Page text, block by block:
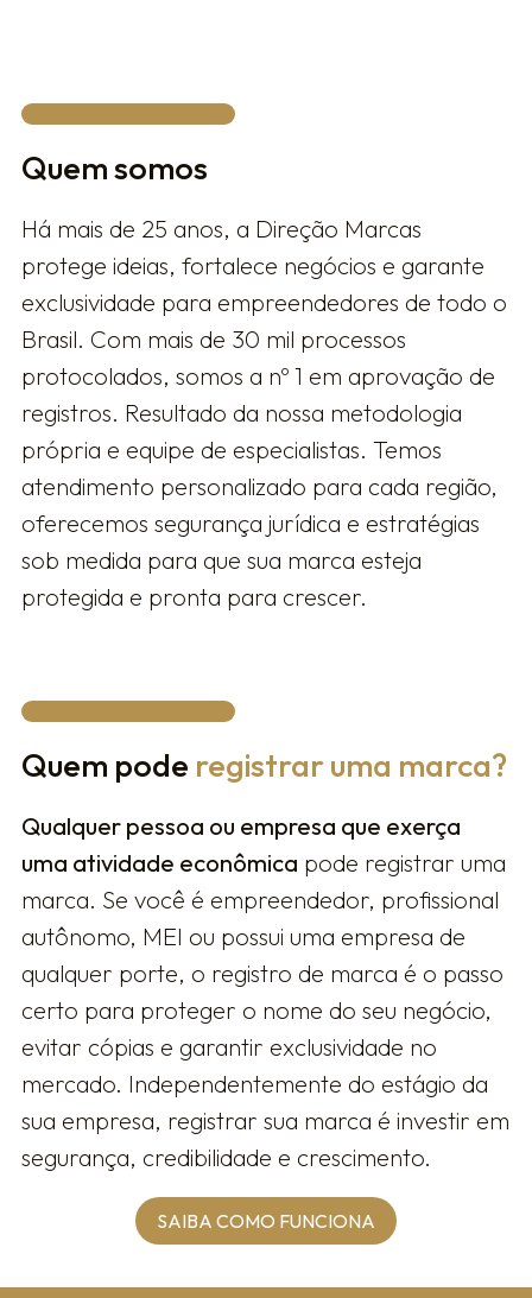
Quem somos
Há mais de 25 anos, a Direção Marcas
protege ideias, fortalece negócios e garante
exclusividade para empreendedores de todo o
Brasil. Com mais de 30 mil processos
protocolados, somos a nº 1 em aprovação de
registros. Resultado da nossa metodologia
própria e equipe de especialistas. Temos
atendimento personalizado para cada região,
oferecemos segurança jurídica e estratégias
sob medida para que sua marca esteja
protegida e pronta para crescer.
Quem pode registrar uma marca?
Qualquer pessoa ou empresa que exerça
uma atividade econômica pode registrar uma
marca. Se você é empreendedor, profissional
autônomo, MEI ou possui uma empresa de
qualquer porte, o registro de marca é o passo
certo para proteger o nome do seu negócio,
evitar cópias e garantir exclusividade no
mercado. Independentemente do estágio da
sua empresa, registrar sua marca é investir em
segurança, credibilidade e crescimento.
SAIBA COMO FUNCIONA